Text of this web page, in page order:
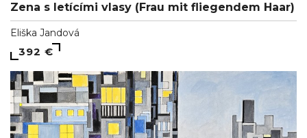
Zena s letícími vlasy (Frau mit fliegendem Haar)
Eliška Jandová
392 €